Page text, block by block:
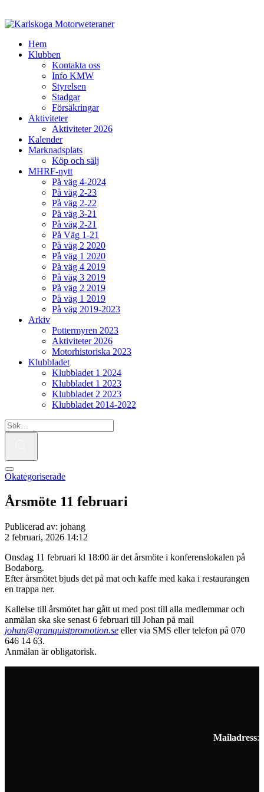
Hem
Klubben
Kontakta oss
Info KMW
Styrelsen
Stadgar
Försäkringar
Aktiviteter
Aktiviteter 2026
Kalender
Marknadsplats
Köp och sälj
MHRF-nytt
På väg 4-2024
På väg 2-23
På väg 2-22
På väg 3-21
På väg 2-21
På Väg 1-21
På väg 2 2020
På väg 1 2020
På väg 4 2019
På väg 3 2019
På väg 2 2019
På väg 1 2019
På väg 2019-2023
Arkiv
Pottermyren 2023
Aktiviteter 2026
Motorhistoriska 2023
Klubbladet
Klubbladet 1 2024
Klubbladet 1 2023
Klubbladet 2 2023
Klubbladet 2014-2022
Okategoriserade
Årsmöte 11 februari
Publicerad av: johang
2 februari, 2026 14:12
Onsdag 11 februari kl 18:00 är det årsmöte i konferenslokalen på
Bodaborg.
Efter årsmötet bjuds det på mat och kaffe med kaka i restaurangen
en trappa ner.
Kallelse till årsmötet har gått ut med post till alla medlemmar och
anmälan ska ske senast 6 februari till Johan på mail
johan@granquistpromotion.se eller via SMS eller telefon på 070
646 14 63.
Anmälan är obligatorisk.
Mailadress: